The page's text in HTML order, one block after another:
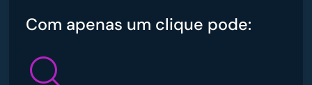
Com apenas um clique pode: